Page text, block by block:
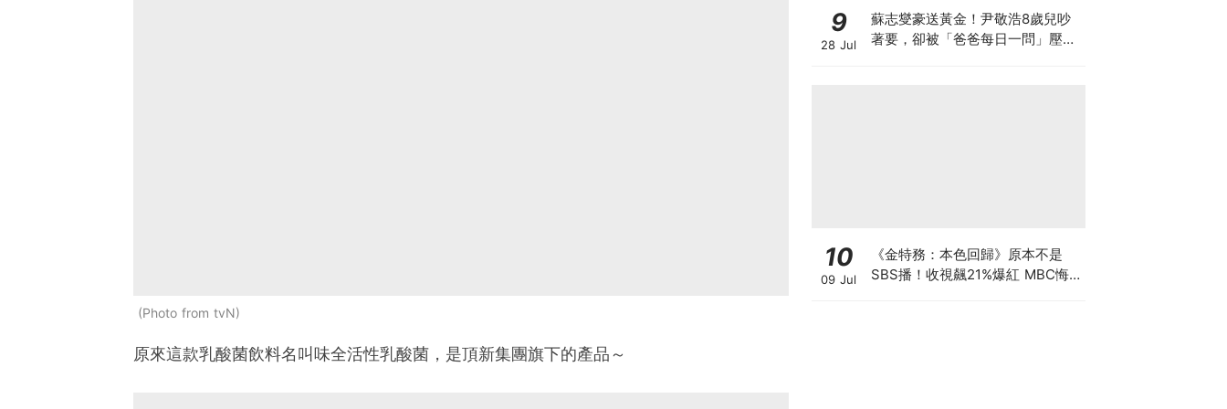
Photo from tvN
原來這款乳酸菌飲料名叫味全活性乳酸菌，是頂新集團旗下的產品～
9
28 Jul
蘇志燮豪送黃金！尹敬浩8歲兒吵
著要，卻被「爸爸每日一問」壓力
10
09 Jul
《金特務：本色回歸》原本不是
SBS播！收視飆21%爆紅 MBC悔